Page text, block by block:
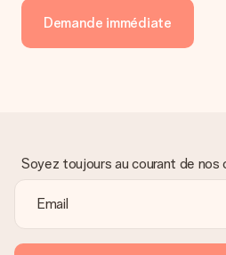
Demande immédiate
Soyez toujours au courant de